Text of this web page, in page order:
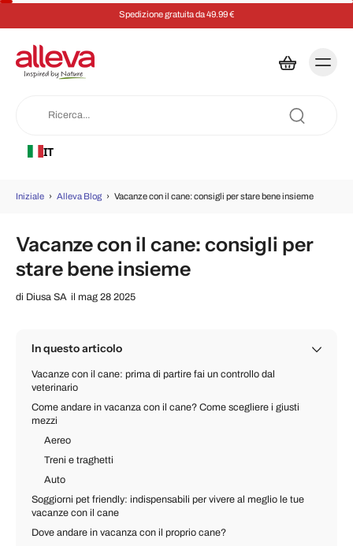
Risparmia il 5% su ogni ordine
IT
Iniziale › Alleva Blog › Vacanze con il cane: consigli per stare bene insieme
Vacanze con il cane: consigli per
stare bene insieme
di Diusa SA il mag 28 2025
In questo articolo
Vacanze con il cane: prima di partire fai un controllo dal
veterinario
Come andare in vacanza con il cane? Come scegliere i giusti
mezzi
Aereo
Treni e traghetti
Auto
Soggiorni pet friendly: indispensabili per vivere al meglio le tue
vacanze con il cane
Dove andare in vacanza con il proprio cane?